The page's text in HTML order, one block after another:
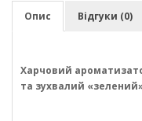
Опис Відгуки (0)
Харчовий
та зухвалий